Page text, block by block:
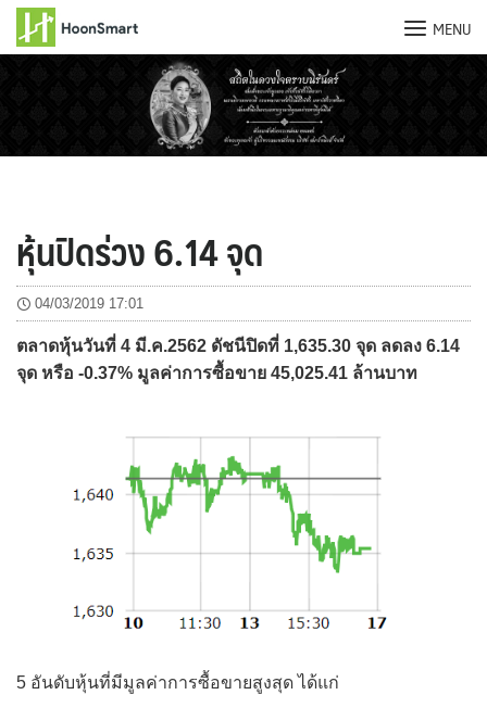
MENU
หุ้นปิดร่วง 6.14 จุด
04/03/2019 17:01
ตลาดหุ้นวันที่ 4 มี.ค.2562 ดัชนีปิดที่ 1,635.30 จุด ลดลง 6.14
จุด หรือ -0.37% มูลค่าการซื้อขาย 45,025.41 ล้านบาท
5 อันดับหุ้นที่มีมูลค่าการซื้อขายสูงสุด ได้แก่